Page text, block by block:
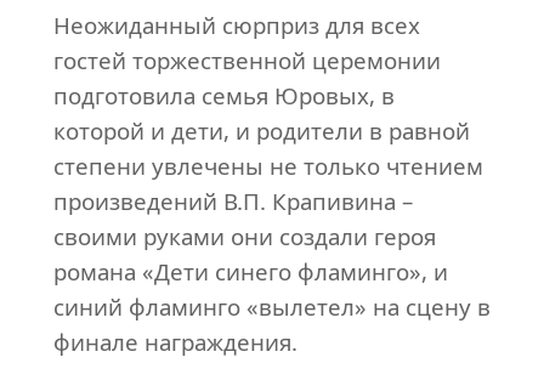
Неожиданный сюрприз для всех
гостей торжественной церемонии
подготовила семья Юровых, в
которой и дети, и родители в равной
степени увлечены не только чтением
произведений В.П. Крапивина –
своими руками они создали героя
романа «Дети синего фламинго», и
синий фламинго «вылетел» на сцену в
финале награждения.